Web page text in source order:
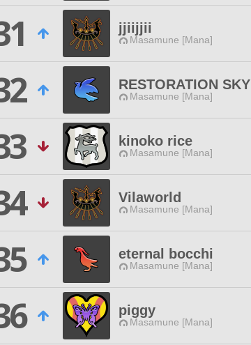
jjiijjii
Masamune [Mana]
RESTORATION SKY
Masamune [Mana]
kinoko rice
Masamune [Mana]
Vilaworld
Masamune [Mana]
eternal bocchi
Masamune [Mana]
piggy
Masamune [Mana]